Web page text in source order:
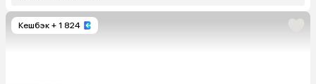
Кешбэк + 1 824